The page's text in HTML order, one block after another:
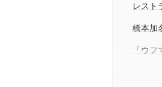
レスト
橋本加
「ウ